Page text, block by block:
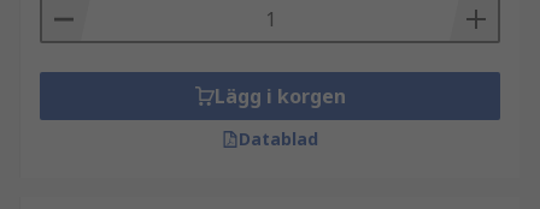
hantverkare som elektriker och rörmokare eller
gör-det-själv-entusiaster och hobbyister.
Lägg i korgen
Datablad